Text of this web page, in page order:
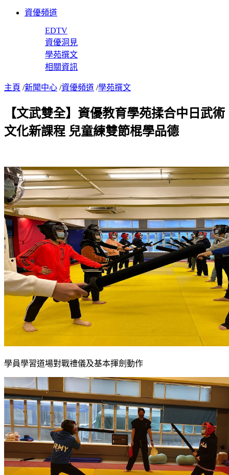
資優頻道
EDTV
資優洞見
學苑撰文
相關資訊
主頁 /新聞中心 /資優頻道 /學苑撰文
【文武雙全】資優教育學苑揉合中日武術
文化新課程 兒童練雙節棍學品德
學員學習道場對戰禮儀及基本揮劍動作